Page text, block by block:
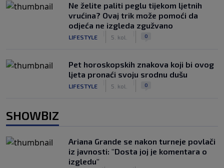
Ne želite paliti peglu tijekom ljetnih
vrućina? Ovaj trik može pomoći da
odjeća ne izgleda zgužvano
LIFESTYLE 5. kol. 0
Pet horoskopskih znakova koji bi ovog
ljeta pronaći svoju srodnu dušu
LIFESTYLE 5. kol. 0
SHOWBIZ
Ariana Grande se nakon turneje povlači
iz javnosti: "Dosta joj je komentara o
izgledu"